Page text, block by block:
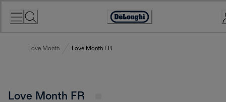
Accessibility
Love Month Love Month FR
Love Month FR